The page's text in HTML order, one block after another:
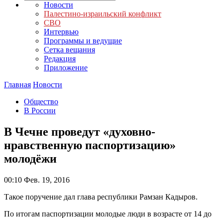
Новости
Палестино-израильский конфликт
СВО
Интервью
Программы и ведущие
Сетка вещания
Редакция
Приложение
Главная Новости
Общество
В России
В Чечне проведут «духовно-
нравственную паспортизацию»
молодёжи
00:10 Фев. 19, 2016
Такое поручение дал глава республики Рамзан Кадыров.
По итогам паспортизации молодые люди в возрасте от 14 до